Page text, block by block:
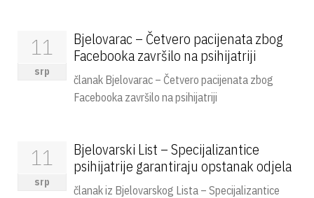
11
srp
Bjelovarac – Četvero pacijenata zbog
Facebooka završilo na psihijatriji
članak Bjelovarac – Četvero pacijenata zbog
Facebooka završilo na psihijatriji
11
srp
Bjelovarski List – Specijalizantice
psihijatrije garantiraju opstanak odjela
članak iz Bjelovarskog Lista – Specijalizantice